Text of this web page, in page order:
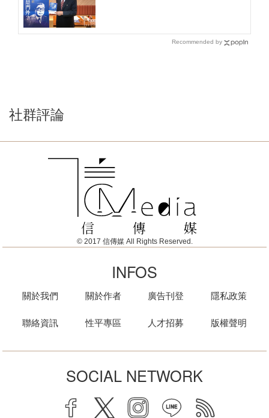
Recommended by
社群評論
© 2017 信傳媒 All Rights Reserved.
INFOS
關於我們
聯絡資訊
關於作者
性平專區
廣告刊登
人才招募
隱私政策
版權聲明
SOCIAL NETWORK
facebook twitter instagram